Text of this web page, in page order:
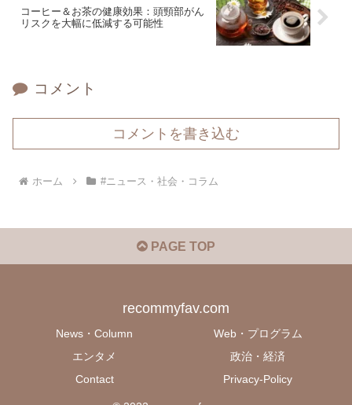
コーヒー＆お茶の健康効果：頭頸部がん
リスクを大幅に低減する可能性
コメント
コメントを書き込む
ホーム #ニュース・社会・コラム
PAGE TOP
recommyfav.com
News・Column
Web・プログラム
エンタメ
政治・経済
Contact
Privacy-Policy